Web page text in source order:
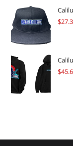
$
$